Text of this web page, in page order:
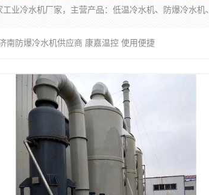
南防爆冷水机供应商 康嘉温控 使用便捷